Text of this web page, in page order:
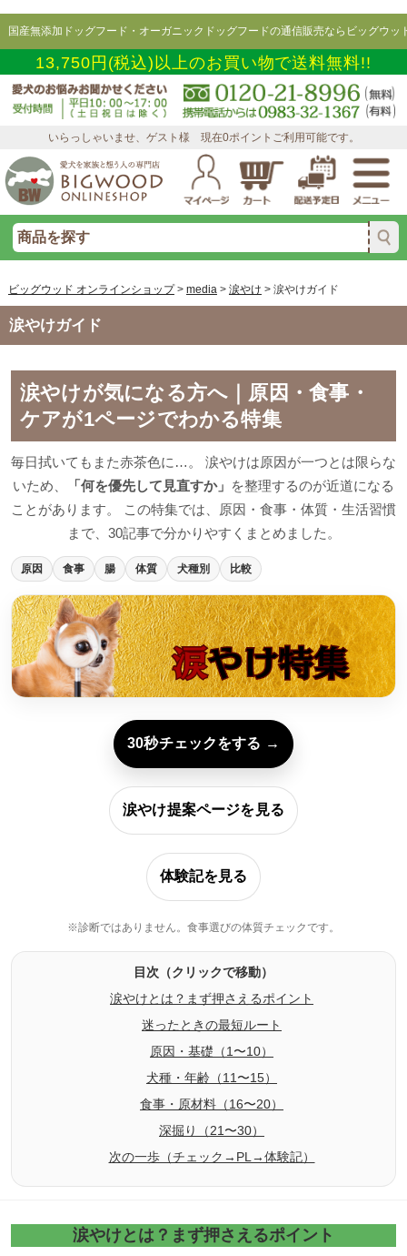
国産無添加ドッグフード・オーガニックドッグフードの通信販売ならビッグウッ
13,750円(税込)以上のお買い物で送料無料!!
いらっしゃいませ、ゲスト様 現在0ポイントご利用可能です。
ビッグウッド オンラインショップ> media> 涙やけ > 涙やけガイド
涙やけガイド
涙やけが気になる方へ｜原因・食事・
ケアが1ページでわかる特集
毎日拭いてもまた赤茶色に…。 涙やけは原因が一つとは限らな
いため、
「何を優先して見直すか」 を整理するのが近道になる
ことがあります。 この特集では、原因・食事・体質・生活習慣
まで、30記事で分かりやすくまとめました。
原因 食事 腸 体質 犬種別 比較
30秒チェックをする →
涙やけ提案ページを見る
体験記を見る
※診断ではありません。食事選びの体質チェックです。
目次（クリックで移動）
涙やけとは？まず押さえるポイント
迷ったときの最短ルート
原因・基礎（1〜10）
犬種・年齢（11〜15）
食事・原材料（16〜20）
深掘り（21〜30）
次の一歩（チェック→PL→体験記）
涙やけとは？まず押さえるポイント